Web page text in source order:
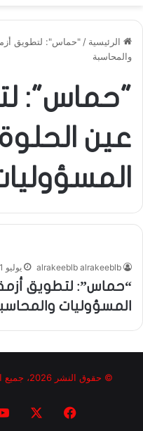
الرئيسية /"حماس": لتطويق
والمحاسبة
"حماس":
عين
alrakeeblb alrakeeblb يوليو 31, 2023
“حماس”: لتطويق
المسؤوليات
© حقوق النشر 2026، جميع الحقوق محفوظة |
فيسبوك